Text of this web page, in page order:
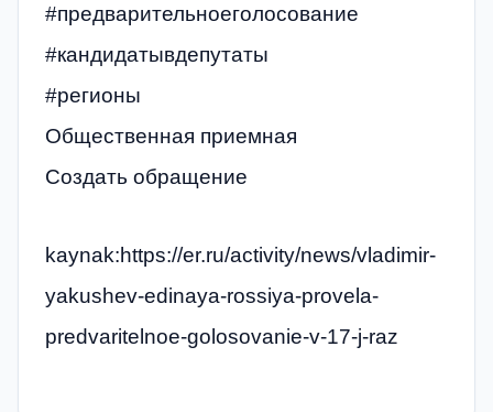
#предварительноеголосование
#кандидатывдепутаты
#регионы
Общественная приемная
Создать обращение
kaynak:https://er.ru/activity/news/vladimir-
yakushev-edinaya-rossiya-provela-
predvaritelnoe-golosovanie-v-17-j-raz